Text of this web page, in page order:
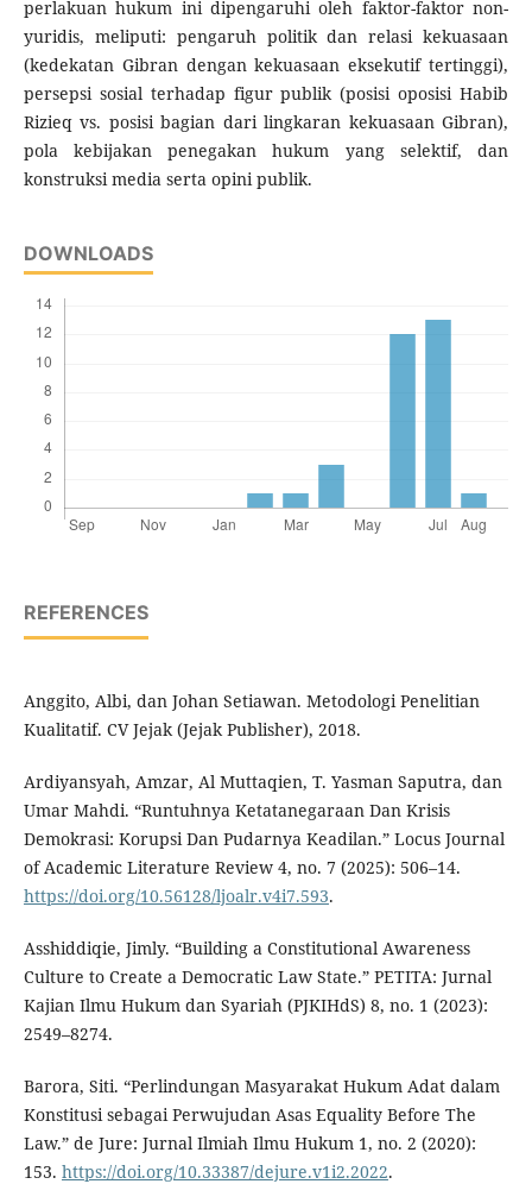
perlakuan hukum ini dipengaruhi oleh faktor-faktor non-
yuridis, meliputi: pengaruh politik dan relasi kekuasaan
(kedekatan Gibran dengan kekuasaan eksekutif tertinggi),
persepsi sosial terhadap figur publik (posisi oposisi Habib
Rizieq vs. posisi bagian dari lingkaran kekuasaan Gibran),
pola kebijakan penegakan hukum yang selektif, dan
konstruksi media serta opini publik.
DOWNLOADS
REFERENCES
Anggito, Albi, dan Johan Setiawan. Metodologi Penelitian
Kualitatif. CV Jejak (Jejak Publisher), 2018.
Ardiyansyah, Amzar, Al Muttaqien, T. Yasman Saputra, dan
Umar Mahdi. “Runtuhnya Ketatanegaraan Dan Krisis
Demokrasi: Korupsi Dan Pudarnya Keadilan.” Locus Journal
of Academic Literature Review 4, no. 7 (2025): 506–14.
https://doi.org/10.56128/ljoalr.v4i7.593.
Asshiddiqie, Jimly. “Building a Constitutional Awareness
Culture to Create a Democratic Law State.” PETITA: Jurnal
Kajian Ilmu Hukum dan Syariah (PJKIHdS) 8, no. 1 (2023):
2549–8274.
Barora, Siti. “Perlindungan Masyarakat Hukum Adat dalam
Konstitusi sebagai Perwujudan Asas Equality Before The
Law.” de Jure: Jurnal Ilmiah Ilmu Hukum 1, no. 2 (2020):
153. https://doi.org/10.33387/dejure.v1i2.2022.